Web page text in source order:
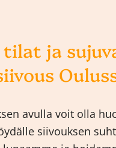
ja
avulla voit olla
siivouksen